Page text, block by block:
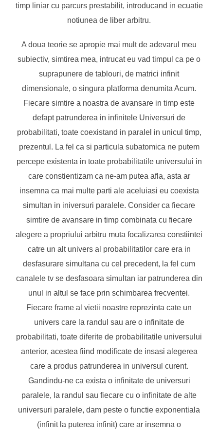
timp liniar cu parcurs prestabilit, introducand in ecuatie
notiunea de liber arbitru.
A doua teorie se apropie mai mult de adevarul meu
subiectiv, simtirea mea, intrucat eu vad timpul ca pe o
suprapunere de tablouri, de matrici infinit
dimensionale, o singura platforma denumita Acum.
Fiecare simtire a noastra de avansare in timp este
defapt patrunderea in infinitele Universuri de
probabilitati, toate coexistand in paralel in unicul timp,
prezentul. La fel ca si particula subatomica ne putem
percepe existenta in toate probabilitatile universului in
care constientizam ca ne-am putea afla, asta ar
insemna ca mai multe parti ale aceluiasi eu coexista
simultan in iniversuri paralele. Consider ca fiecare
simtire de avansare in timp combinata cu fiecare
alegere a propriului arbitru muta focalizarea constiintei
catre un alt univers al probabilitatilor care era in
desfasurare simultana cu cel precedent, la fel cum
canalele tv se desfasoara simultan iar patrunderea din
unul in altul se face prin schimbarea frecventei.
Fiecare frame al vietii noastre reprezinta cate un
univers care la randul sau are o infinitate de
probabilitati, toate diferite de probabilitatile universului
anterior, acestea fiind modificate de insasi alegerea
care a produs patrunderea in universul curent.
Gandindu-ne ca exista o infinitate de universuri
paralele, la randul sau fiecare cu o infinitate de alte
universuri paralele, dam peste o functie exponentiala
(infinit la puterea infinit) care ar insemna o